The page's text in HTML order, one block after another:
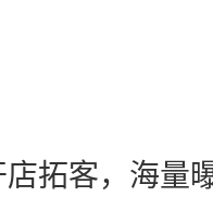
拓客，海量